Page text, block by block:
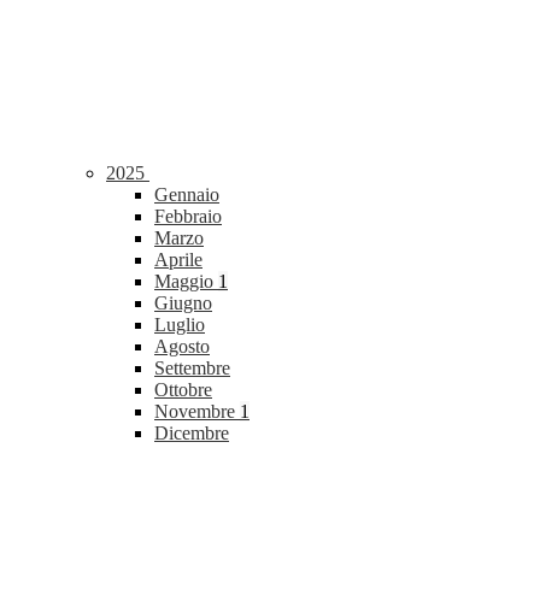
2025
Gennaio
Febbraio
Marzo
Aprile
Maggio 1
Giugno
Luglio
Agosto
Settembre
Ottobre
Novembre 1
Dicembre